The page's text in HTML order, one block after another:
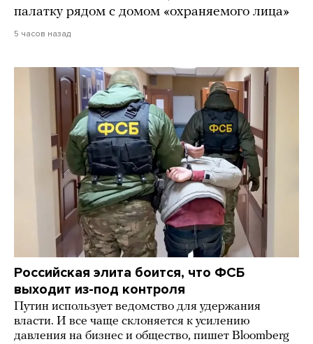
палатку рядом с домом «охраняемого лица»
5 часов назад
Российская элита боится, что ФСБ
выходит из-под контроля
Путин использует ведомство для удержания
власти. И все чаще склоняется к усилению
давления на бизнес и общество, пишет Bloomberg